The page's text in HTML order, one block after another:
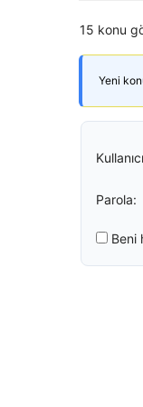
15 konu
Yeni
Parola:
Beni